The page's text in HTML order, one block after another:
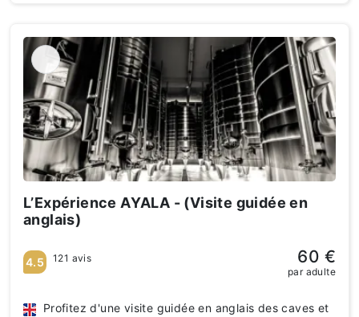
L’Expérience AYALA - (Visite guidée en
anglais)
Profitez d'une visite guidée en anglais des caves et
4.5 121 avis 60 €
par adulte